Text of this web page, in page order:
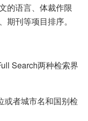
的语言、体裁作限
期刊等项目排序。
Search两种检索界
或者城市名和国别检